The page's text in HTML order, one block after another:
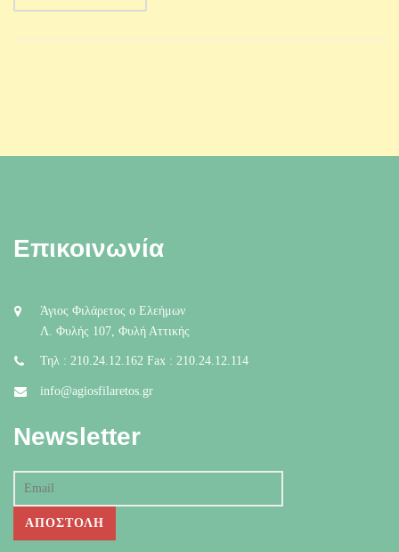
Επικοινωνία
Άγιος Φιλάρετος ο Ελεήμων
Λ. Φυλής 107, Φυλή Αττικής
Τηλ : 210.24.12.162 Fax : 210.24.12.114
info@agiosfilaretos.gr
Newsletter